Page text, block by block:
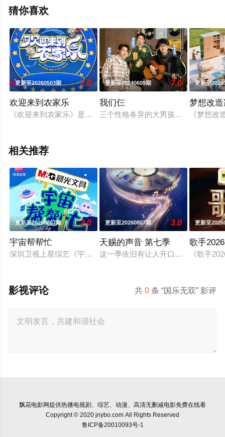
高清未删减完整版综艺节目就上飘花影院，更多相关信息
猜你喜欢
更新至20260503期 2.0
欢迎来到农家乐
《欢迎来到农家乐》是王者荣耀全新自制栏目，每期邀请拥有
更新至20240609期 7.0
我们仨
三个性格各异的大男孩组团去旅行，
更新至
梦想改
《梦想
相关推荐
更新至20260807期 2.0
宇宙帮帮忙
深圳卫视上星综艺《宇宙帮帮忙》是一档以文具快闪店为场景的
更新至20260807期 3.0
天赐的声音 第七季
这一季依旧有让人开口就想跟唱的歌
更新至
歌手2026
《歌手
共0 条 “国乐无双” 影评
影视评论
飘花电影网提供热播电视剧、综艺、动漫、高清无删减电影免费在线看
Copyright © 2020 jnybo.com All Rights Reserved
鲁ICP备20010093号-1